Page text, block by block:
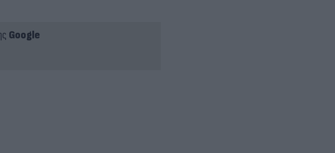
Google